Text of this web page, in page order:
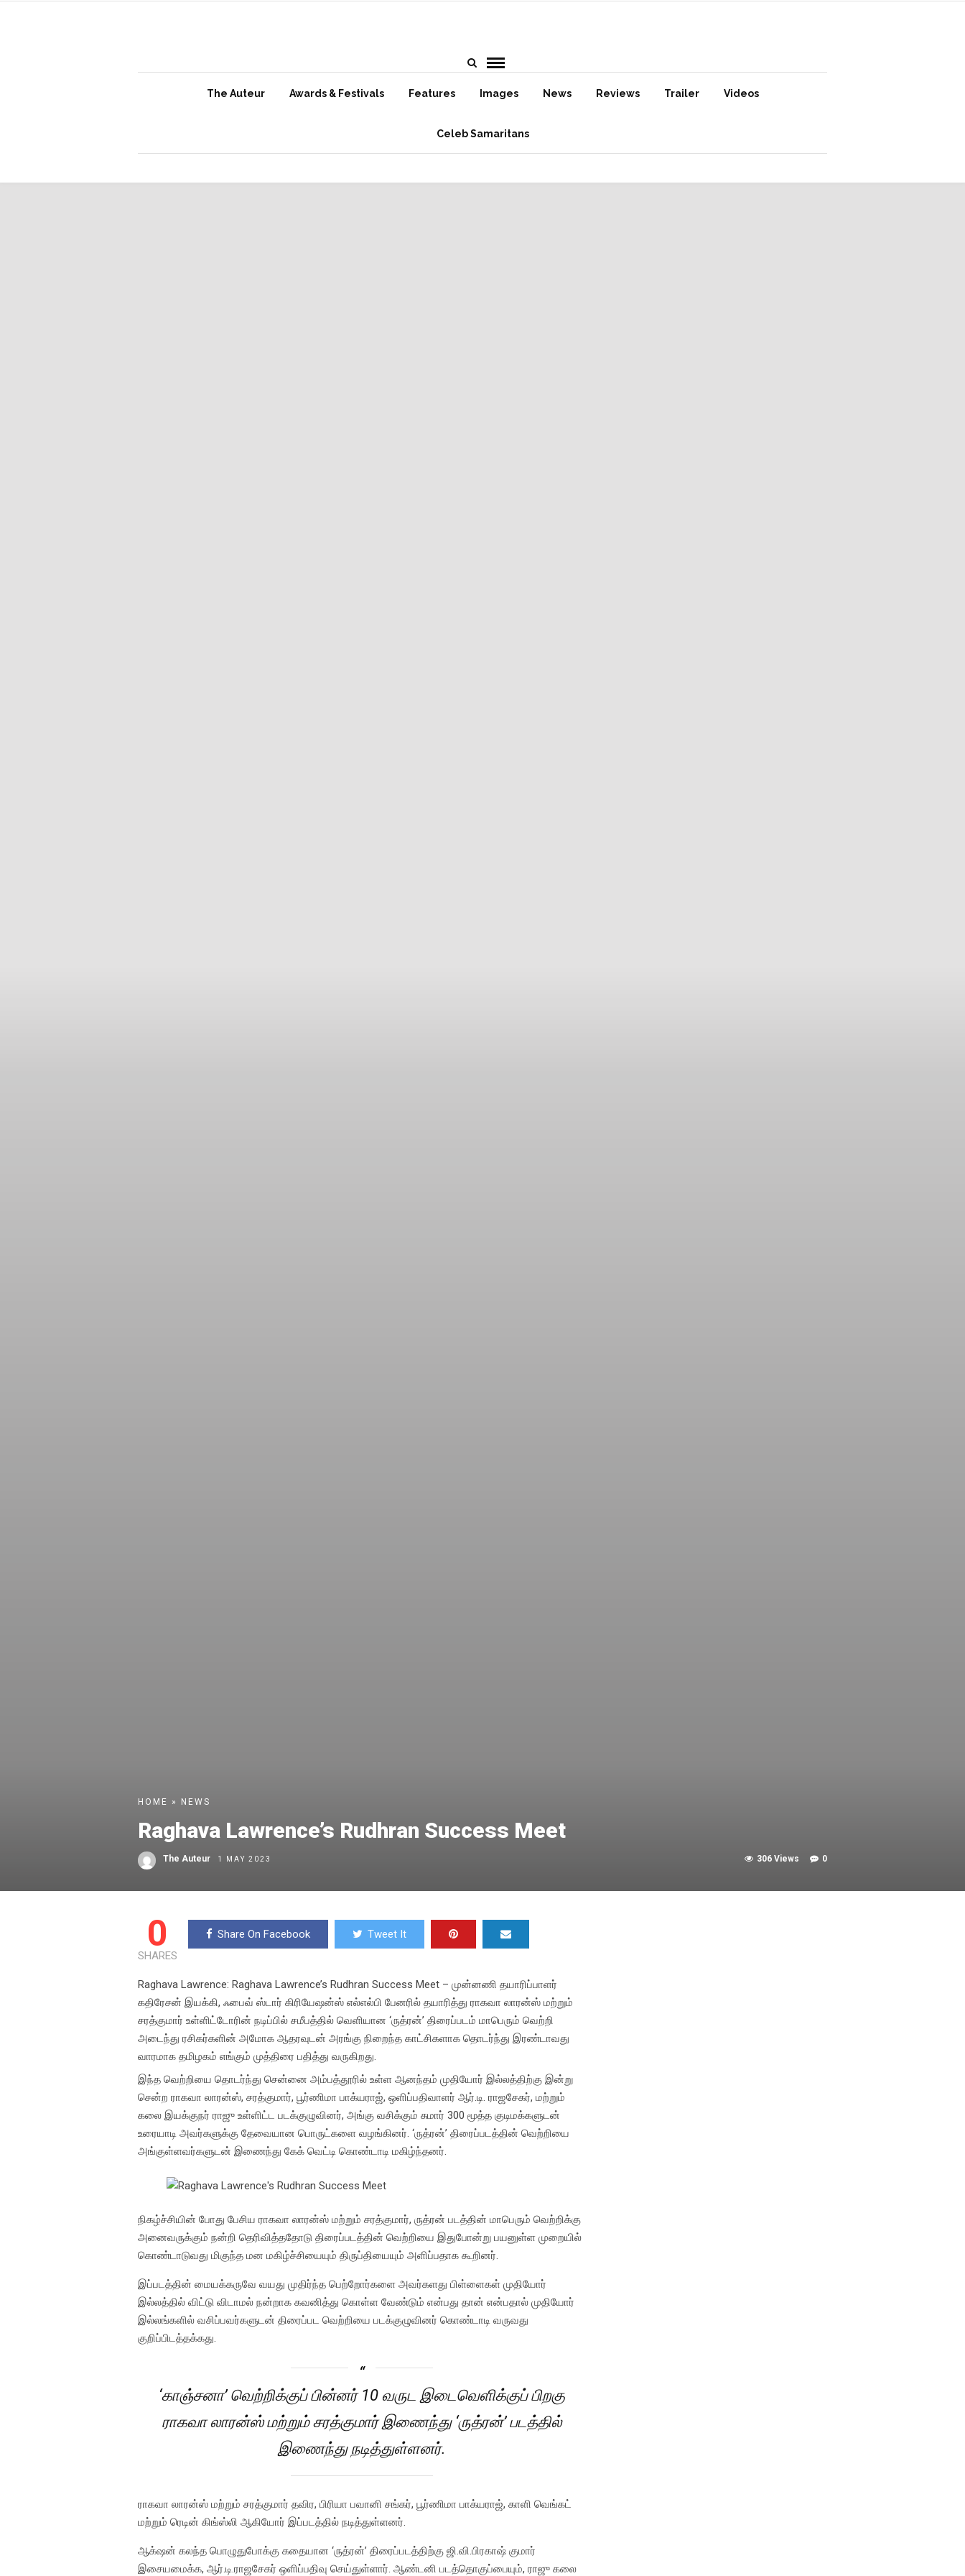
The Auteur Awards & Festivals Features Images News Reviews Trailer Videos
Celeb Samaritans
HOME » NEWS
Raghava Lawrence’s Rudhran Success Meet
The Auteur 1 MAY 2023 0
306 Views
0
SHARES
Share On Facebook Tweet It
Raghava Lawrence: Raghava Lawrence’s Rudhran Success Meet – முன்னணி தயாரிப்பாளர்
கதிரேசன் இயக்கி, ஃபைவ் ஸ்டார் கிரியேஷன்ஸ் எல்எல்பி பேனரில் தயாரித்து ராகவா லாரன்ஸ் மற்றும்
சரத்குமார் உள்ளிட்டோரின் நடிப்பில் சமீபத்தில் வெளியான ‘ருத்ரன்’ திரைப்படம் மாபெரும் வெற்றி
அடைந்து ரசிகர்களின் அமோக ஆதரவுடன் அரங்கு நிறைந்த காட்சிகளாக தொடர்ந்து இரண்டாவது
வாரமாக தமிழகம் எங்கும் முத்திரை பதித்து வருகிறது.
இந்த வெற்றியை தொடர்ந்து சென்னை அம்பத்தூரில் உள்ள ஆனந்தம் முதியோர் இல்லத்திற்கு இன்று
சென்ற ராகவா லாரன்ஸ், சரத்குமார், பூர்ணிமா பாக்யராஜ், ஒளிப்பதிவாளர் ஆர்.டி. ராஜசேகர், மற்றும்
கலை இயக்குநர் ராஜு உள்ளிட்ட படக்குழுவினர், அங்கு வசிக்கும் சுமார் 300 மூத்த குடிமக்களுடன்
உரையாடி அவர்களுக்கு தேவையான பொருட்களை வழங்கினர். ‘ருத்ரன்’ திரைப்படத்தின் வெற்றியை
அங்குள்ளவர்களுடன் இணைந்து கேக் வெட்டி கொண்டாடி மகிழ்ந்தனர்.
நிகழ்ச்சியின் போது பேசிய ராகவா லாரன்ஸ் மற்றும் சரத்குமார், ருத்ரன் படத்தின் மாபெரும் வெற்றிக்கு
அனைவருக்கும் நன்றி தெரிவித்ததோடு திரைப்படத்தின் வெற்றியை இதுபோன்று பயனுள்ள முறையில்
கொண்டாடுவது மிகுந்த மன மகிழ்ச்சியையும் திருப்தியையும் அளிப்பதாக கூறினர்.
இப்படத்தின் மையக்கருவே வயது முதிர்ந்த பெற்றோர்களை அவர்களது பிள்ளைகள் முதியோர்
இல்லத்தில் விட்டு விடாமல் நன்றாக கவனித்து கொள்ள வேண்டும் என்பது தான் என்பதால் முதியோர்
இல்லங்களில் வசிப்பவர்களுடன் திரைப்பட வெற்றியை படக்குழுவினர் கொண்டாடி வருவது
குறிப்பிடத்தக்கது.
‘காஞ்சனா’ வெற்றிக்குப் பின்னர் 10 வருட இடைவெளிக்குப் பிறகு
ராகவா லாரன்ஸ் மற்றும் சரத்குமார் இணைந்து ‘ருத்ரன்’ படத்தில்
இணைந்து நடித்துள்ளனர்.
ராகவா லாரன்ஸ் மற்றும் சரத்குமார் தவிர, பிரியா பவானி சங்கர், பூர்ணிமா பாக்யராஜ், காளி வெங்கட்
மற்றும் ரெடின் கிங்ஸ்லி ஆகியோர் இப்படத்தில் நடித்துள்ளனர்.
ஆக்‌ஷன் கலந்த பொழுதுபோக்கு கதையான‌ ‘ருத்ரன்’ திரைப்படத்திற்கு ஜி.வி.பிரகாஷ் குமார்
இசையமைக்க, ஆர்.டி.ராஜசேகர் ஒளிப்பதிவு செய்துள்ளார். ஆண்டனி படத்தொகுப்பையும், ராஜு கலை